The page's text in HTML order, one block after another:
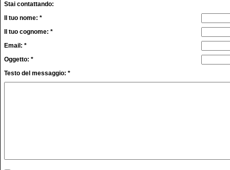
Stai contattando:
Il tuo nome: *
Il tuo cognome: *
Email: *
Oggetto: *
Testo del messaggio: *